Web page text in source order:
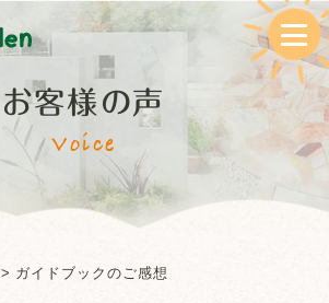
お客様の声
Voice
> ガイドブックのご感想